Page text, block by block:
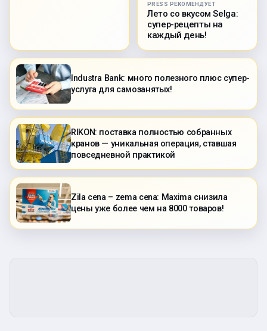
PRESS РЕКОМЕНДУЕТ
Лето со вкусом Selga:
супер-рецепты на
каждый день!
Industra Bank: много полезного плюс супер-
услуга для самозанятых!
RIKON: поставка полностью собранных
кранов — уникальная операция, ставшая
повседневной практикой
Zila cena – zema cena: Maxima снизила
цены уже более чем на 8000 товаров!